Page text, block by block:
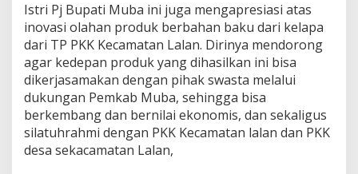
a
n
Istri Pj Bupati Muba ini juga mengapresiasi atas
inovasi olahan produk berbahan baku dari kelapa
dari TP PKK Kecamatan Lalan. Dirinya mendorong
agar kedepan produk yang dihasilkan ini bisa
dikerjasamakan dengan pihak swasta melalui
dukungan Pemkab Muba, sehingga bisa
berkembang dan bernilai ekonomis, dan sekaligus
silatuhrahmi dengan PKK Kecamatan lalan dan PKK
desa sekacamatan Lalan,